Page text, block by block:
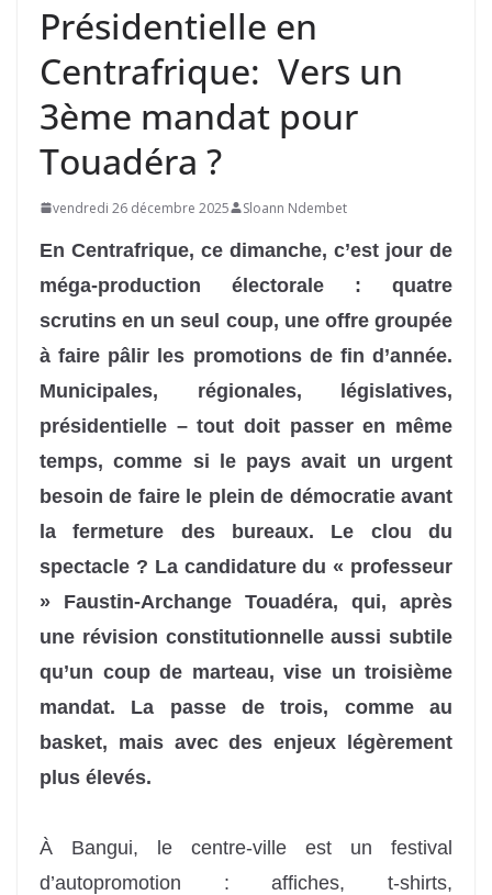
Présidentielle en
Centrafrique: Vers un
3ème mandat pour
Touadéra ?
vendredi 26 décembre 2025 Sloann Ndembet
En Centrafrique, ce dimanche, c’est jour de
méga-production électorale : quatre
scrutins en un seul coup, une offre groupée
à faire pâlir les promotions de fin d’année.
Municipales, régionales, législatives,
présidentielle – tout doit passer en même
temps, comme si le pays avait un urgent
besoin de faire le plein de démocratie avant
la fermeture des bureaux. Le clou du
spectacle ? La candidature du « professeur
» Faustin-Archange Touadéra, qui, après
une révision constitutionnelle aussi subtile
qu’un coup de marteau, vise un troisième
mandat. La passe de trois, comme au
basket, mais avec des enjeux légèrement
plus élevés.
À Bangui, le centre-ville est un festival
d’autopromotion : affiches, t-shirts,